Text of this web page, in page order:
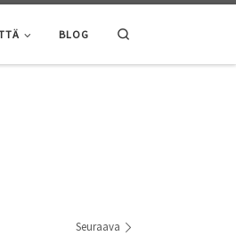
BLOG
Seuraava